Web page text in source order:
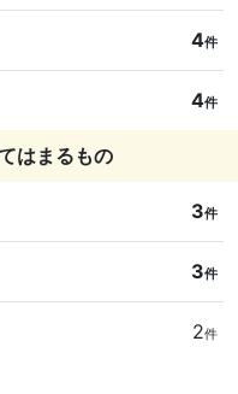
4件
4件
はまるもの
3件
3件
2件